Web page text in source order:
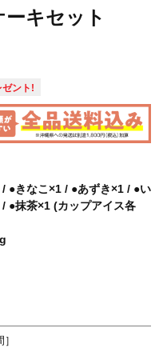
キセット
ゼント!
●きなこ×1 / ●あずき×1 / ●い
●抹茶×1 (カップアイス各